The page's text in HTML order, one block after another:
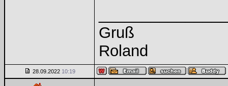
Gruß
Roland
28.09.2022 10:19